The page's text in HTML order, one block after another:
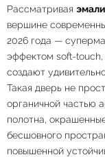
Рассматривая
вершине
2026 года —
эффектом soft-touch,
создают
Такая дверь не
органичной частью
полотна,
бесшовного
повышенной